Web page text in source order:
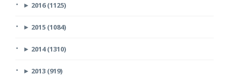
► 2016 (1125)
► 2015 (1084)
► 2014 (1310)
► 2013 (919)